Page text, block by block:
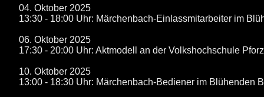
04. Oktober 2025
13:30 - 18:00 Uhr: Märchenbach-Einlassmitarbeiter im
06. Oktober 2025
17:30 - 20:00 Uhr: Aktmodell an der Volkshochschule
10. Oktober 2025
13:00 - 18:30 Uhr: Märchenbach-Bediener im Blühenden